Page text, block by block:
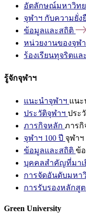
อัตลักษณ์มหาวิทย
จุฬาฯ กับความยั่ง
ข้อมูลและสถิติ
หน่วยงานของจุฬ
ร้องเรียนทุจริตแ
รู้จักจุฬาฯ
แนะนำจุฬาฯ แนะ
ประวัติจุฬาฯ ประ
ภารกิจหลัก ภารกิ
จุฬาฯ 100 ปี จุฬาฯ
ข้อมูลและสถิติ ข้
บุคคลสำคัญที่มาเ
การจัดอันดับมหา
การรับรองหลักสู
Green University